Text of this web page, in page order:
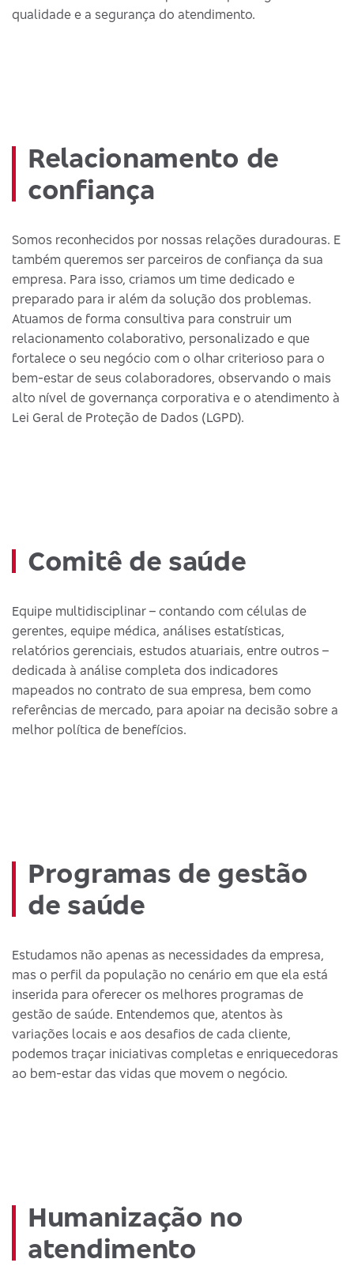
qualidade e a segurança do atendimento.
Relacionamento de
confiança
Somos reconhecidos por nossas relações duradouras. E
também queremos ser parceiros de confiança da sua
empresa. Para isso, criamos um time dedicado e
preparado para ir além da solução dos problemas.
Atuamos de forma consultiva para construir um
relacionamento colaborativo, personalizado e que
fortalece o seu negócio com o olhar criterioso para o
bem-estar de seus colaboradores, observando o mais
alto nível de governança corporativa e o atendimento à
Lei Geral de Proteção de Dados (LGPD).
Comitê de saúde
Equipe multidisciplinar – contando com células de
gerentes, equipe médica, análises estatísticas,
relatórios gerenciais, estudos atuariais, entre outros –
dedicada à análise completa dos indicadores
mapeados no contrato de sua empresa, bem como
referências de mercado, para apoiar na decisão sobre a
melhor política de benefícios.
Programas de gestão
de saúde
Estudamos não apenas as necessidades da empresa,
mas o perfil da população no cenário em que ela está
inserida para oferecer os melhores programas de
gestão de saúde. Entendemos que, atentos às
variações locais e aos desafios de cada cliente,
podemos traçar iniciativas completas e enriquecedoras
ao bem-estar das vidas que movem o negócio.
Humanização no
atendimento